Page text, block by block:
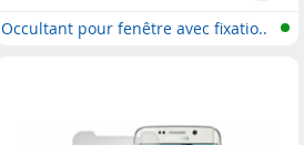
Occultant pour fenêtre avec fixatio..